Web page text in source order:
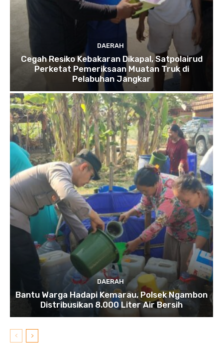
DAERAH
Cegah Resiko Kebakaran Dikapal, Satpolairud
Perketat Pemeriksaan Muatan Truk di
Pelabuhan Jangkar
DAERAH
Bantu Warga Hadapi Kemarau, Polsek Ngambon
Distribusikan 8.000 Liter Air Bersih